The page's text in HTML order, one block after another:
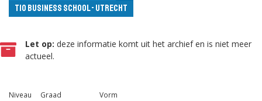
Tio Business School - Utrecht
Let op: deze informatie komt uit het archief en is niet meer
actueel.
Niveau Graad Vorm